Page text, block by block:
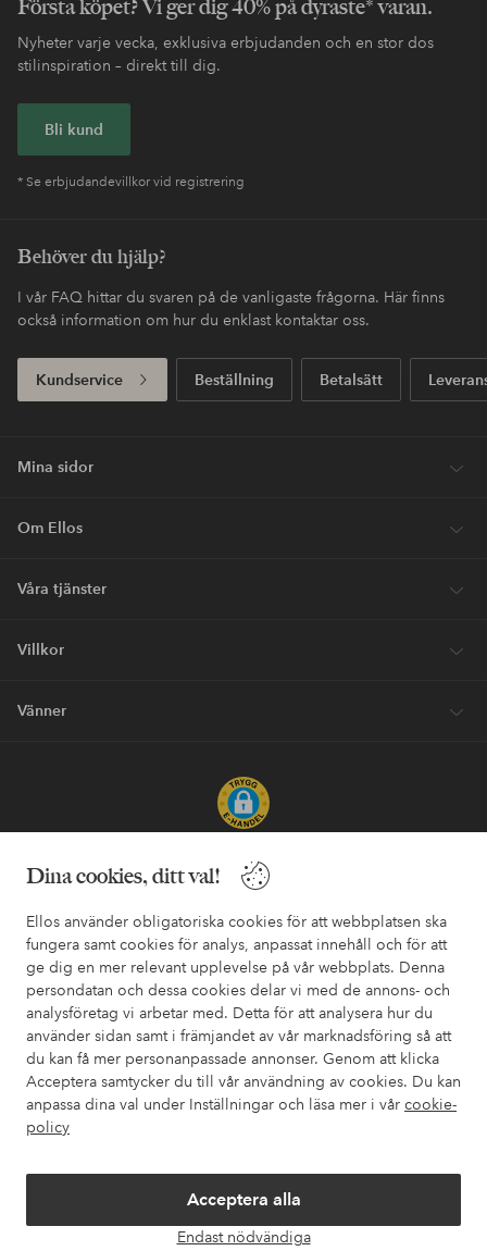
Dina cookies, ditt val!
Ellos använder obligatoriska cookies för att webbplatsen ska
fungera samt cookies för analys, anpassat innehåll och för att
ge dig en mer relevant upplevelse på vår webbplats. Denna
persondatan och dessa cookies delar vi med de annons- och
analysföretag vi arbetar med. Detta för att analysera hur du
använder sidan samt i främjandet av vår marknadsföring så att
du kan få mer personanpassade annonser. Genom att klicka
Acceptera samtycker du till vår användning av cookies. Du kan
anpassa dina val under Inställningar och läsa mer i vår cookie-
policy
Acceptera alla
Endast nödvändiga
Första köpet? Vi ger dig 40% på dyraste* varan.
Nyheter varje vecka, exklusiva erbjudanden och en stor dos
stilinspiration – direkt till dig.
Bli kund
* Se erbjudandevillkor vid registrering
Behöver du hjälp?
I vår FAQ hittar du svaren på de vanligaste frågorna. Här finns
också information om hur du enklast kontaktar oss.
Kundservice Beställning Betalsätt
Mina sidor
Om Ellos
Våra tjänster
Villkor
Vänner
Säkra betalningar - Betala direkt eller dela upp
Vill du veta mer om
våra betalalternativ
elpy elpy
Sverige - Välj land
Facebook Instagram Pinterest Youtube